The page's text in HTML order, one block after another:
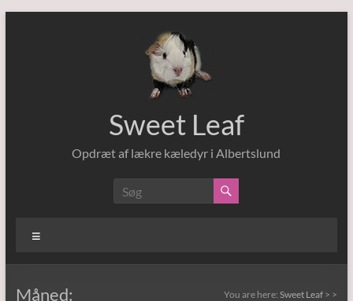
Sweet Leaf
Opdræt af lækre kæledyr i Albertslund
Måned: You are here:Sweet Leaf > >